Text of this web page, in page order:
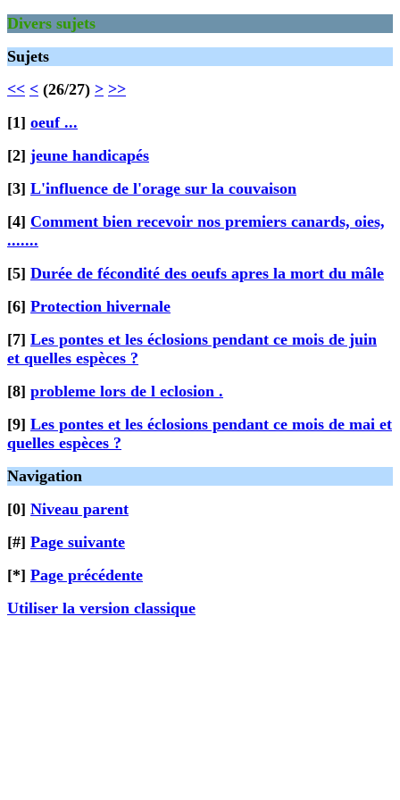
Divers sujets
Sujets
<< < (26/27) > >>
[1] oeuf ...
[2] jeune handicapés
[3] L'influence de l'orage sur la couvaison
[4] Comment bien recevoir nos premiers canards, oies,
.......
[5] Durée de fécondité des oeufs apres la mort du mâle
[6] Protection hivernale
[7] Les pontes et les éclosions pendant ce mois de juin
et quelles espèces ?
[8] probleme lors de l eclosion .
[9] Les pontes et les éclosions pendant ce mois de mai et
quelles espèces ?
Navigation
[0] Niveau parent
[#] Page suivante
[*] Page précédente
Utiliser la version classique